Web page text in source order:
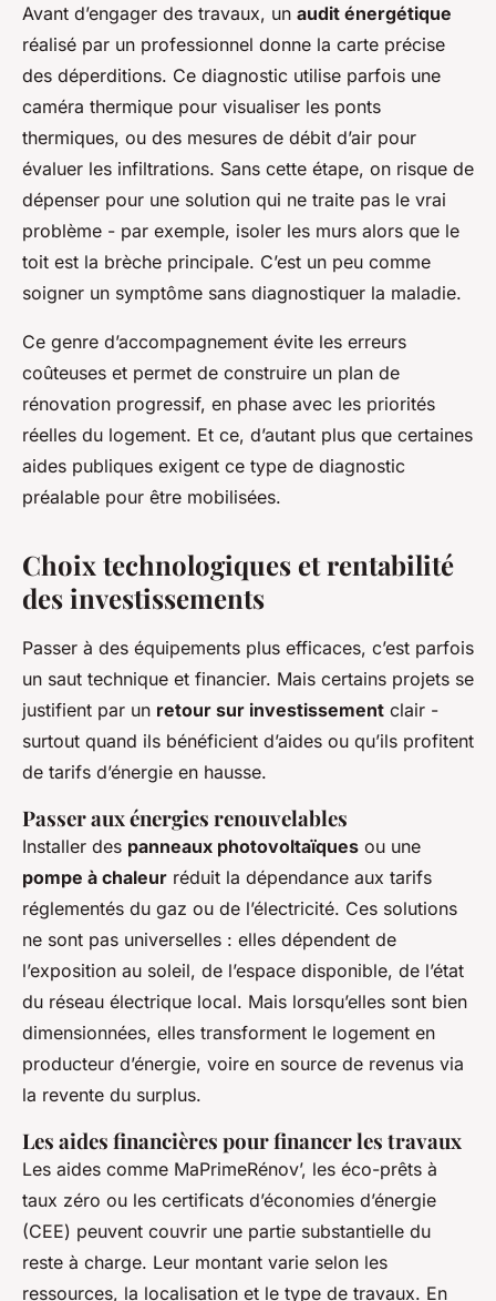
Avant d’engager des travaux, un audit énergétique
réalisé par un professionnel donne la carte précise
des déperditions. Ce diagnostic utilise parfois une
caméra thermique pour visualiser les ponts
thermiques, ou des mesures de débit d’air pour
évaluer les infiltrations. Sans cette étape, on risque de
dépenser pour une solution qui ne traite pas le vrai
problème - par exemple, isoler les murs alors que le
toit est la brèche principale. C’est un peu comme
soigner un symptôme sans diagnostiquer la maladie.
Ce genre d’accompagnement évite les erreurs
coûteuses et permet de construire un plan de
rénovation progressif, en phase avec les priorités
réelles du logement. Et ce, d’autant plus que certaines
aides publiques exigent ce type de diagnostic
préalable pour être mobilisées.
Choix technologiques et rentabilité
des investissements
Passer à des équipements plus efficaces, c’est parfois
un saut technique et financier. Mais certains projets se
justifient par un retour sur investissement clair -
surtout quand ils bénéficient d’aides ou qu’ils profitent
de tarifs d’énergie en hausse.
Passer aux énergies renouvelables
Installer des panneaux photovoltaïques ou une
pompe à chaleur réduit la dépendance aux tarifs
réglementés du gaz ou de l’électricité. Ces solutions
ne sont pas universelles : elles dépendent de
l’exposition au soleil, de l’espace disponible, de l’état
du réseau électrique local. Mais lorsqu’elles sont bien
dimensionnées, elles transforment le logement en
producteur d’énergie, voire en source de revenus via
la revente du surplus.
Les aides financières pour financer les travaux
Les aides comme MaPrimeRénov’, les éco-prêts à
taux zéro ou les certificats d’économies d’énergie
(CEE) peuvent couvrir une partie substantielle du
reste à charge. Leur montant varie selon les
ressources, la localisation et le type de travaux. En